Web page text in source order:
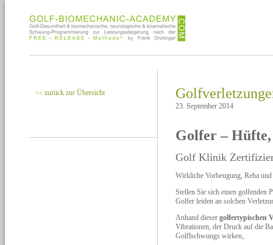
<< zurück zur Übersicht
23. September 2014
Golfer –
Golf Klinik
Wirkliche Vorbeugung, Reha
Stellen Sie sich einen golfenden
Golfer leiden an solchen
Anhand dieser golfertypischen
Vibrationen, der Druck auf die
Golflschwungs wirken,.